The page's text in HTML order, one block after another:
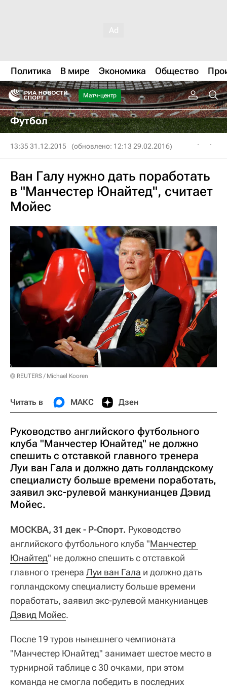
Политика В мире Экономика Общество
Матч-центр
Футбол
13:35 31.12.2015 (обновлено: 12:13 29.02.2016)
Ван Галу нужно дать поработать
в "Манчестер Юнайтед", считает
Мойес
© REUTERS / Michael Kooren
Читать в МАКС Дзен
Руководство английского футбольного
клуба "Манчестер Юнайтед" не должно
спешить с отставкой главного тренера
Луи ван Гала и должно дать голландскому
специалисту больше времени поработать,
заявил экс-рулевой манкунианцев Дэвид
Мойес.
МОСКВА, 31 дек - Р-Спорт. Руководство
английского футбольного клуба "Манчестер
Юнайтед" не должно спешить с отставкой
главного тренера Луи ван Гала и должно дать
голландскому специалисту больше времени
поработать, заявил экс-рулевой манкунианцев
Дэвид Мойес.
После 19 туров нынешнего чемпионата
"Манчестер Юнайтед" занимает шестое место в
турнирной таблице с 30 очками, при этом
команда не смогла победить в последних